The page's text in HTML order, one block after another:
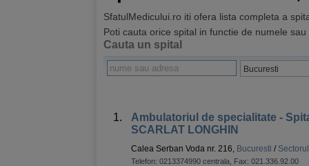
SfatulMedicului.ro iti ofera lista completa a
Poti cauta orice spital in functie de numele
Cauta un spital
1.
Ambulatoriul de specialitate -
SCARLAT LONGHIN
Calea Serban Voda nr. 216, Bucuresti /
Telefon: 0213374990 centrala , Fax: 021.336.92.00